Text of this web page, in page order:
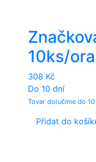
10ks/
308 Kč
Do 10 dní
Tovar doručíme do
Přidat do